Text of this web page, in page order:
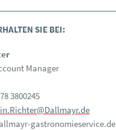
SIE BEI:
Manager
3800245
gastronomieservice.de